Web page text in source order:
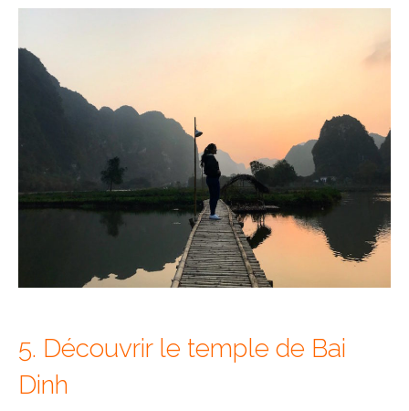
5. Découvrir le temple de Bai
Dinh